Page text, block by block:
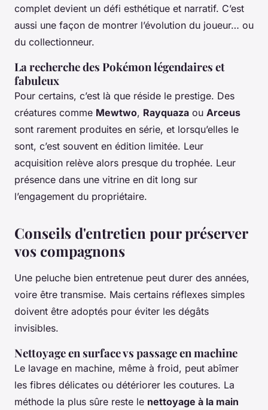
complet devient un défi esthétique et narratif. C’est
aussi une façon de montrer l’évolution du joueur… ou
du collectionneur.
La recherche des Pokémon légendaires et
fabuleux
Pour certains, c’est là que réside le prestige. Des
créatures comme Mewtwo, Rayquaza ou Arceus
sont rarement produites en série, et lorsqu’elles le
sont, c’est souvent en édition limitée. Leur
acquisition relève alors presque du trophée. Leur
présence dans une vitrine en dit long sur
l’engagement du propriétaire.
Conseils d'entretien pour préserver
vos compagnons
Une peluche bien entretenue peut durer des années,
voire être transmise. Mais certains réflexes simples
doivent être adoptés pour éviter les dégâts
invisibles.
Nettoyage en surface vs passage en machine
Le lavage en machine, même à froid, peut abîmer
les fibres délicates ou détériorer les coutures. La
méthode la plus sûre reste le nettoyage à la main